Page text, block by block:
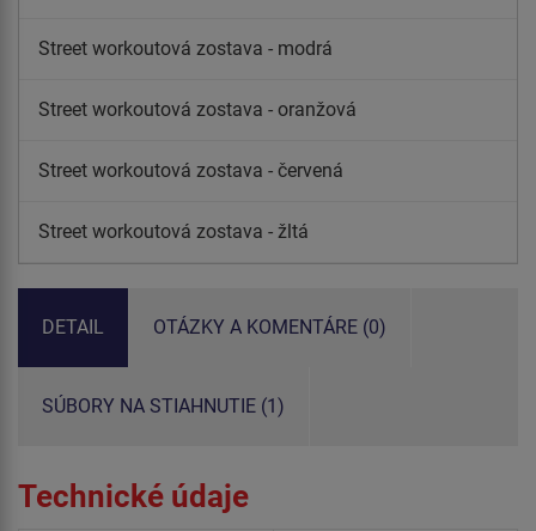
Street workoutová zostava - modrá
Street workoutová zostava - oranžová
Street workoutová zostava - červená
Street workoutová zostava - žltá
DETAIL OTÁZKY A KOMENTÁRE (0)
SÚBORY NA STIAHNUTIE (1)
Technické údaje